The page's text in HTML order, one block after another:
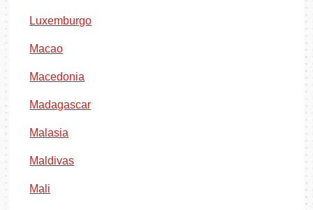
Luxemburgo
Macao
Macedonia
Madagascar
Malasia
Maldivas
Mali